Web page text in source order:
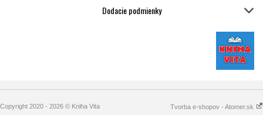
Dodacie podmienky
Copyright 2020 - 2026 © Kniha Vita Tvorba e-shopov - Atomer.sk